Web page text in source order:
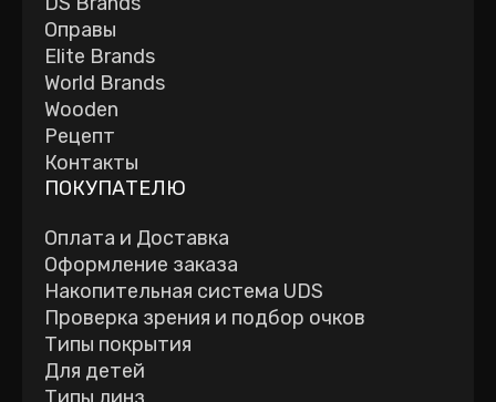
Оправы
Elite Brands
World Brands
Wooden
Рецепт
Контакты
ПОКУПАТЕЛЮ
Оплата и Доставка
Оформление заказа
Накопительная система UDS
Проверка зрения и подбор очков
Типы покрытия
Для детей